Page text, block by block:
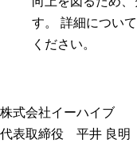
す。 詳細につい
ください。
株式会社イーハイブ
代表取締役 平井 良明